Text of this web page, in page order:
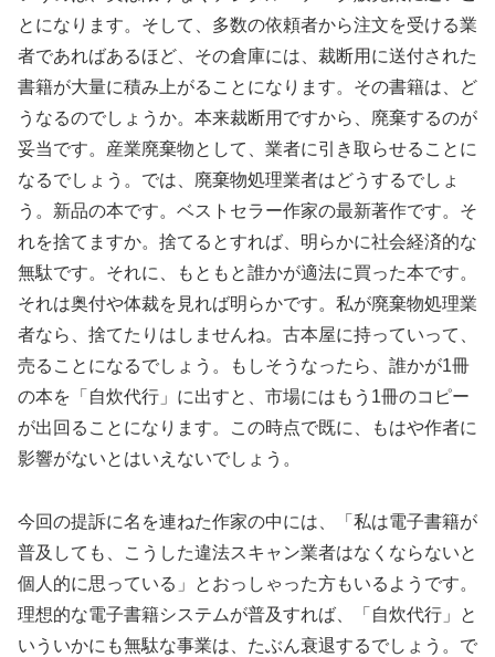
とになります。そして、多数の依頼者から注文を受ける業
者であればあるほど、その倉庫には、裁断用に送付された
書籍が大量に積み上がることになります。その書籍は、ど
うなるのでしょうか。本来裁断用ですから、廃棄するのが
妥当です。産業廃棄物として、業者に引き取らせることに
なるでしょう。では、廃棄物処理業者はどうするでしょ
う。新品の本です。ベストセラー作家の最新著作です。そ
れを捨てますか。捨てるとすれば、明らかに社会経済的な
無駄です。それに、もともと誰かが適法に買った本です。
それは奥付や体裁を見れば明らかです。私が廃棄物処理業
者なら、捨てたりはしませんね。古本屋に持っていって、
売ることになるでしょう。もしそうなったら、誰かが1冊
の本を「自炊代行」に出すと、市場にはもう1冊のコピー
が出回ることになります。この時点で既に、もはや作者に
影響がないとはいえないでしょう。
今回の提訴に名を連ねた作家の中には、「私は電子書籍が
普及しても、こうした違法スキャン業者はなくならないと
個人的に思っている」とおっしゃった方もいるようです。
理想的な電子書籍システムが普及すれば、「自炊代行」と
いういかにも無駄な事業は、たぶん衰退するでしょう。で